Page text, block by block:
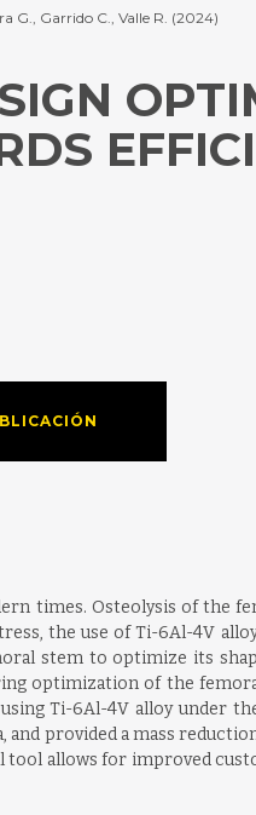
G., Garrido C., Valle R. (2024)
times. Osteolysis of the
the use of Ti-6Al-4V
stem to optimize its
optimization of the
Ti-6Al-4V alloy under
provided a mass
allows for improved